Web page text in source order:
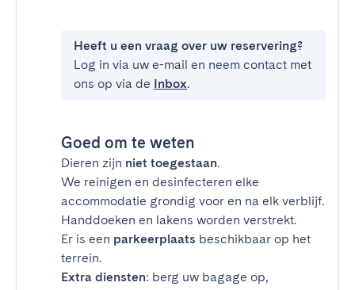
Heeft u een vraag over uw reservering?
Log in via uw e-mail en neem contact met
ons op via de Inbox.
Goed om te weten
Dieren zijn niet toegestaan.
We reinigen en desinfecteren elke
accommodatie grondig voor en na elk verblijf.
Handdoeken en lakens worden verstrekt.
Er is een parkeerplaats beschikbaar op het
terrein.
Extra diensten: berg uw bagage op,